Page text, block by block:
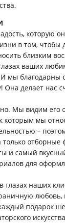
которую
в том, чтобы
близким
ваших
мы благодарны
Она делает нас
Мы видим его
которым мы
–
отборные
и самый
для
наших
подарок